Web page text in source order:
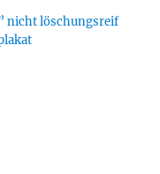
nicht löschungsreif